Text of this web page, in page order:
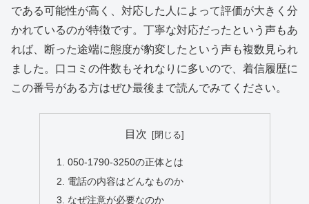
である可能性が高く、対応した人によって評価が大きく分
かれているのが特徴です。丁寧な対応だったという声もあ
れば、断った途端に態度が豹変したという声も複数見られ
ました。口コミの件数もそれなりに多いので、着信履歴に
この番号がある方はぜひ最後まで読んでみてください。
目次
050-1790-3250の正体とは
電話の内容はどんなものか
なぜ注意が必要なのか